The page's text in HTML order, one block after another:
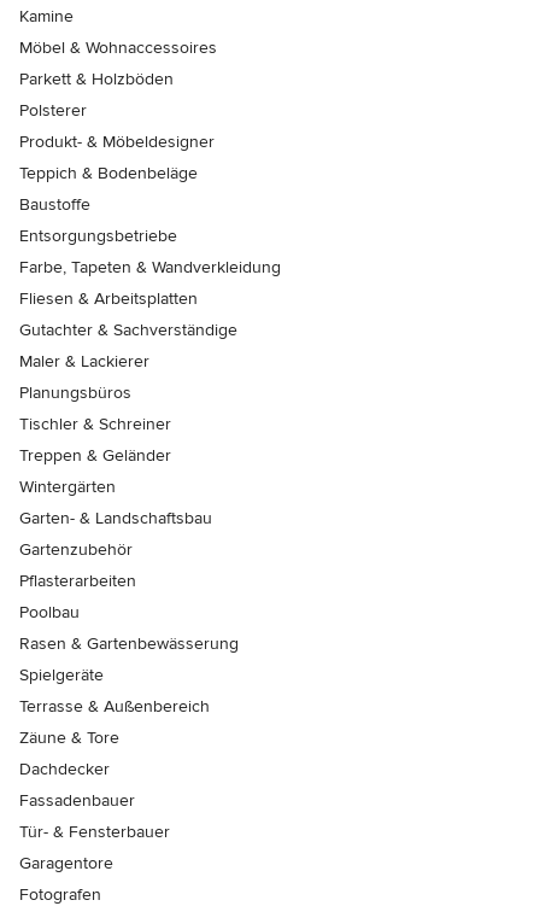
Kamine
Möbel & Wohnaccessoires
Parkett & Holzböden
Polsterer
Produkt- & Möbeldesigner
Teppich & Bodenbeläge
Baustoffe
Entsorgungsbetriebe
Farbe, Tapeten & Wandverkleidung
Fliesen & Arbeitsplatten
Gutachter & Sachverständige
Maler & Lackierer
Planungsbüros
Tischler & Schreiner
Treppen & Geländer
Wintergärten
Garten- & Landschaftsbau
Gartenzubehör
Pflasterarbeiten
Poolbau
Rasen & Gartenbewässerung
Spielgeräte
Terrasse & Außenbereich
Zäune & Tore
Dachdecker
Fassadenbauer
Tür- & Fensterbauer
Garagentore
Fotografen